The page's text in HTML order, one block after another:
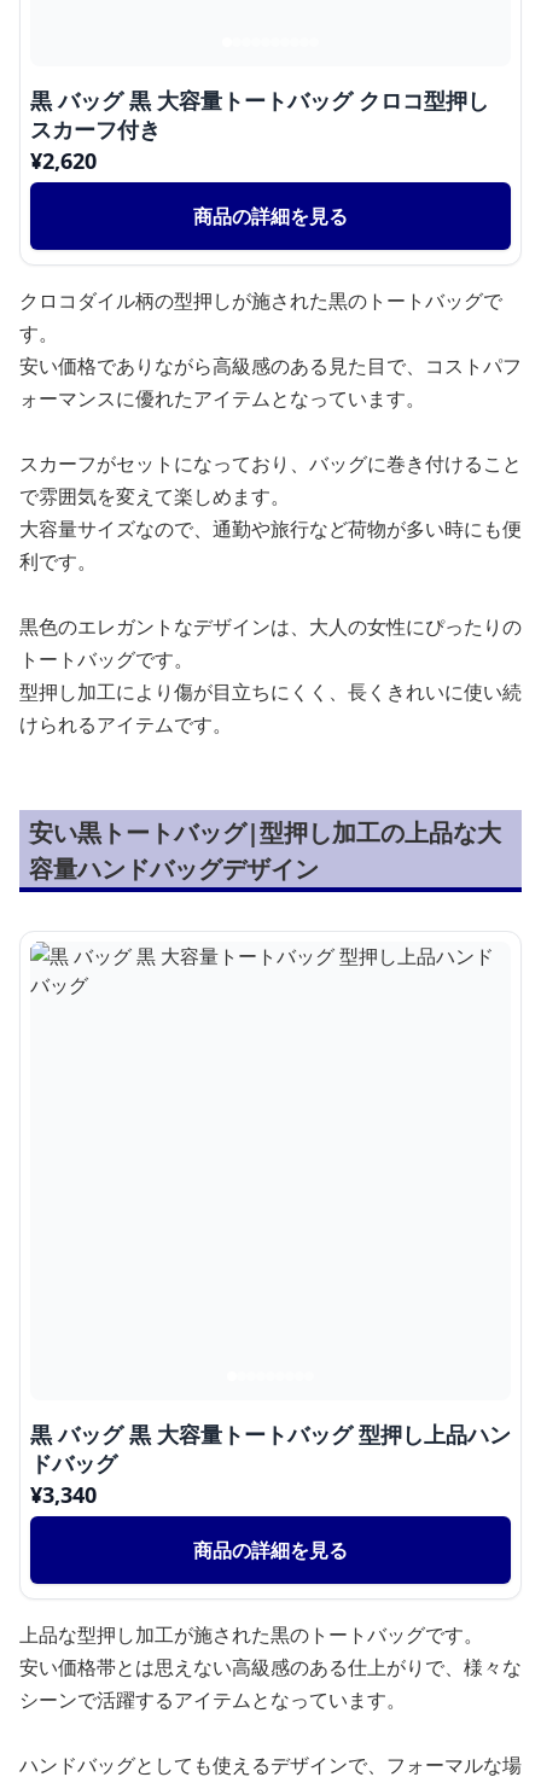
黒 バッグ 黒 大容量トートバッグ クロコ型押し
スカーフ付き
¥2,620
商品の詳細を見る
クロコダイル柄の型押しが施された黒のトートバッグで
す。
安い価格でありながら高級感のある見た目で、コストパフ
ォーマンスに優れたアイテムとなっています。
スカーフがセットになっており、バッグに巻き付けること
で雰囲気を変えて楽しめます。
大容量サイズなので、通勤や旅行など荷物が多い時にも便
利です。
黒色のエレガントなデザインは、大人の女性にぴったりの
トートバッグです。
型押し加工により傷が目立ちにくく、長くきれいに使い続
けられるアイテムです。
安い黒トートバッグ|型押し加工の上品な大
容量ハンドバッグデザイン
黒 バッグ 黒 大容量トートバッグ 型押し上品ハン
ドバッグ
¥3,340
商品の詳細を見る
上品な型押し加工が施された黒のトートバッグです。
安い価格帯とは思えない高級感のある仕上がりで、様々な
シーンで活躍するアイテムとなっています。
ハンドバッグとしても使えるデザインで、フォーマルな場